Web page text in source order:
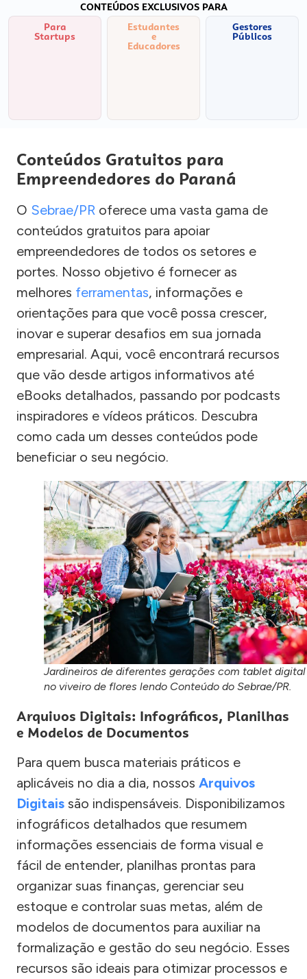
CONTEÚDOS EXCLUSIVOS PARA
Para
Startups
Estudantes
e
Educadores
Gestores
Públicos
Conteúdos Gratuitos para
Empreendedores do Paraná
O Sebrae/PR oferece uma vasta gama de
conteúdos gratuitos para apoiar
empreendedores de todos os setores e
portes. Nosso objetivo é fornecer as
melhores ferramentas, informações e
orientações para que você possa crescer,
inovar e superar desafios em sua jornada
empresarial. Aqui, você encontrará recursos
que vão desde artigos informativos até
eBooks detalhados, passando por podcasts
inspiradores e vídeos práticos. Descubra
como cada um desses conteúdos pode
beneficiar o seu negócio.
Jardineiros de diferentes gerações com tablet digital
no viveiro de flores lendo Conteúdo do Sebrae/PR.
Arquivos Digitais: Infográficos, Planilhas
e Modelos de Documentos
Para quem busca materiais práticos e
aplicáveis no dia a dia, nossos Arquivos
Digitais são indispensáveis. Disponibilizamos
infográficos detalhados que resumem
informações essenciais de forma visual e
fácil de entender, planilhas prontas para
organizar suas finanças, gerenciar seu
estoque e controlar suas metas, além de
modelos de documentos para auxiliar na
formalização e gestão do seu negócio. Esses
recursos são ideais para otimizar processos e